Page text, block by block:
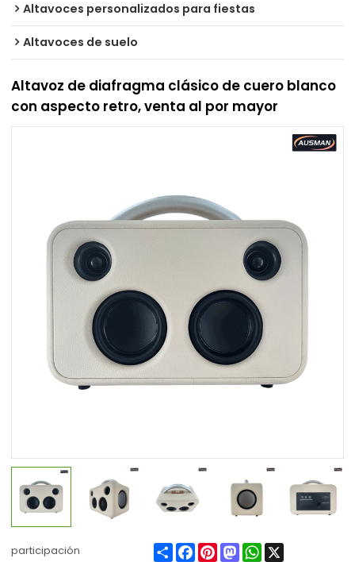
Altavoces personalizados para fiestas
Altavoces de suelo
Altavoz de diafragma clásico de cuero blanco
con aspecto retro, venta al por mayor
participación ShareFacebook
PinterestMastodonWhatsApp